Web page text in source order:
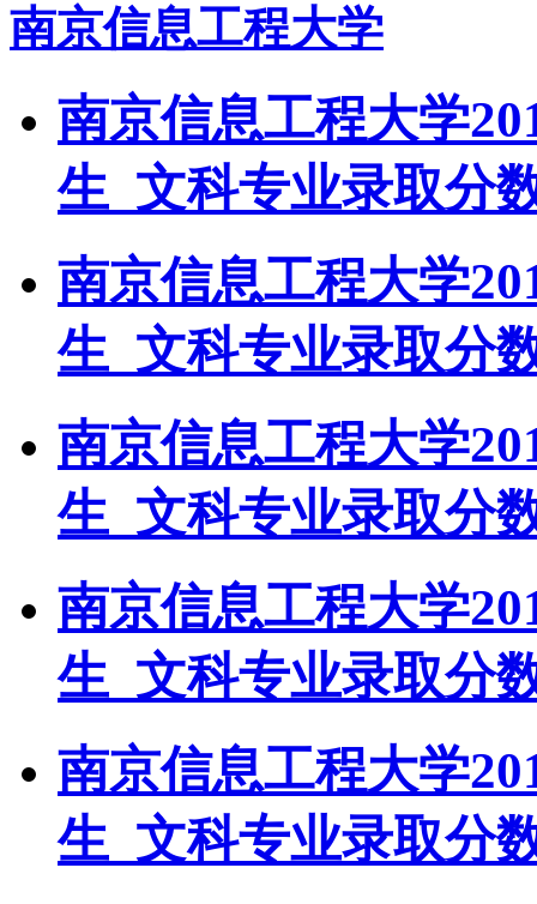
南京信息工程大学
南京信息工程大学
生_文科专业录取分
南京信息工程大学
生_文科专业录取分
南京信息工程大学
生_文科专业录取分
南京信息工程大学
生_文科专业录取分
南京信息工程大学
生_文科专业录取分